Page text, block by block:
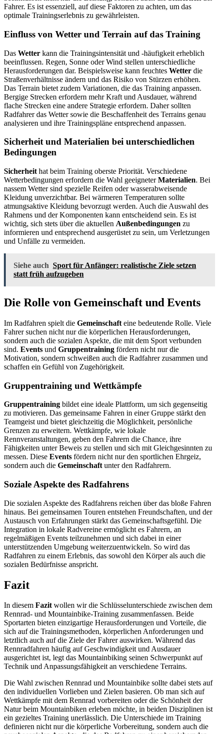
Fahrer. Es ist essenziell, auf diese Faktoren zu achten, um das
optimale Trainingserlebnis zu gewährleisten.
Einfluss von Wetter und Terrain auf das Training
Das Wetter kann die Trainingsintensität und -häufigkeit erheblich
beeinflussen. Regen, Sonne oder Wind stellen unterschiedliche
Herausforderungen dar. Beispielsweise kann feuchtes Wetter die
Straßenverhältnisse ändern und das Risiko von Stürzen erhöhen.
Das Terrain bietet zudem Variationen, die das Training anpassen.
Bergige Strecken erfordern mehr Kraft und Ausdauer, während
flache Strecken eine andere Strategie erfordern. Daher sollten
Radfahrer das Wetter sowie die Beschaffenheit des Terrains genau
analysieren und ihre Trainingspläne entsprechend anpassen.
Sicherheit und Materialien bei unterschiedlichen
Bedingungen
Sicherheit hat beim Training oberste Priorität. Verschiedene
Wetterbedingungen erfordern die Wahl geeigneterMaterialien. Bei
nassem Wetter sind spezielle Reifen oder wasserabweisende
Kleidung unverzichtbar. Bei wärmeren Temperaturen sollte
atmungsaktive Kleidung bevorzugt werden. Auch die Auswahl des
Rahmens und der Komponenten kann entscheidend sein. Es ist
wichtig, sich stets über die aktuellen Außenbedingungen zu
informieren und entsprechend ausgerüstet zu sein, um Verletzungen
und Unfälle zu vermeiden.
Siehe auch Sport für Anfänger: realistische Ziele setzen
statt früh aufzugeben
Die Rolle von Gemeinschaft und Events
Im Radfahren spielt die Gemeinschaft eine bedeutende Rolle. Viele
Fahrer suchen nicht nur die körperlichen Herausforderungen,
sondern auch die sozialen Aspekte, die mit dem Sport verbunden
sind. Events und Gruppentraining fördern nicht nur die
Motivation, sondern schweißen auch die Radfahrer zusammen und
schaffen ein Gefühl von Zugehörigkeit.
Gruppentraining und Wettkämpfe
Gruppentraining bildet eine ideale Plattform, um sich gegenseitig
zu motivieren. Das gemeinsame Fahren in einer Gruppe stärkt den
Teamgeist und bietet gleichzeitig die Möglichkeit, persönliche
Grenzen zu erweitern. Wettkämpfe, wie lokale
Rennveranstaltungen, geben den Fahrern die Chance, ihre
Fähigkeiten unter Beweis zu stellen und sich mit Gleichgesinnten zu
messen. Diese Events fördern nicht nur den sportlichen Ehrgeiz,
sondern auch die Gemeinschaft unter den Radfahrern.
Soziale Aspekte des Radfahrens
Die sozialen Aspekte des Radfahrens reichen über das bloße Fahren
hinaus. Bei gemeinsamen Touren entstehen Freundschaften, und der
Austausch von Erfahrungen stärkt das Gemeinschaftsgefühl. Die
Integration in lokale Radvereine ermöglicht es Fahrern, an
regelmäßigen Events teilzunehmen und sich dabei in einer
unterstützenden Umgebung weiterzuentwickeln. So wird das
Radfahren zu einem Erlebnis, das sowohl den Körper als auch die
sozialen Bedürfnisse anspricht.
Fazit
In diesem Fazitwollen wir die Schlüsselunterschiede zwischen dem
Rennrad- und Mountainbike-Training zusammenfassen. Beide
Sportarten bieten einzigartige Herausforderungen und Vorteile, die
sich auf die Trainingsmethoden, körperlichen Anforderungen und
letztlich auch auf die Ziele der Fahrer auswirken. Während das
Rennradfahren häufig auf Geschwindigkeit und Ausdauer
ausgerichtet ist, legt das Mountainbiking seinen Schwerpunkt auf
Technik und Anpassungsfähigkeit an verschiedene Terrains.
Die Wahl zwischen Rennrad und Mountainbike sollte dabei stets auf
den individuellen Vorlieben und Zielen basieren. Ob man sich auf
Wettkämpfe mit dem Rennrad vorbereiten oder die Schönheit der
Natur beim Mountainbiken erleben möchte, in beiden Disziplinen ist
ein gezieltes Training unerlässlich. Die Unterschiede im Training
definieren nicht nur die körperliche Vorbereitung, sondern auch die